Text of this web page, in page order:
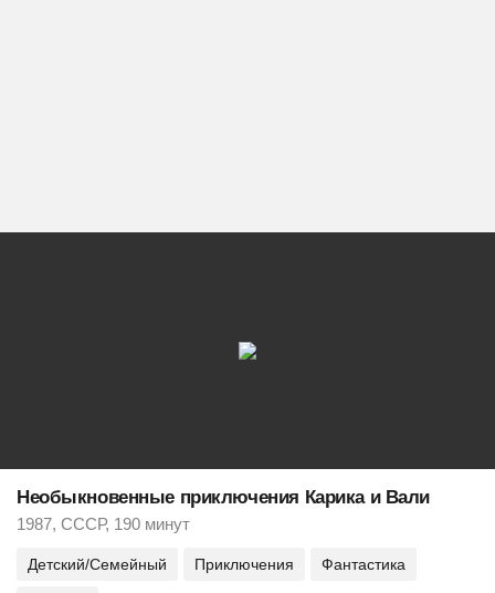
Необыкновенные приключения Карика и Вали
1987, СССР, 190 минут
Детский/Семейный Приключения Фантастика